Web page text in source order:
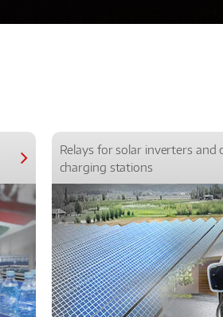
Relays for solar inverters and
charging stations